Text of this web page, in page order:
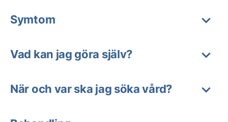
Symtom
Vad kan jag göra själv?
När och var ska jag söka vård?